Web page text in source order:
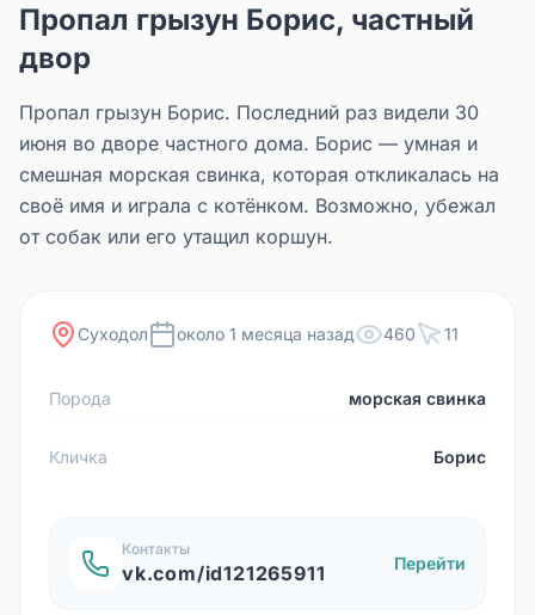
Пропал грызун Борис, частный
двор
Пропал грызун Борис. Последний раз видели 30
июня во дворе частного дома. Борис — умная и
смешная морская свинка, которая откликалась на
своё имя и играла с котёнком. Возможно, убежал
от собак или его утащил коршун.
Суходол около 1 месяца назад 460 11
Порода морская свинка
Кличка Борис
Контакты
vk.com/id121265911 Перейти